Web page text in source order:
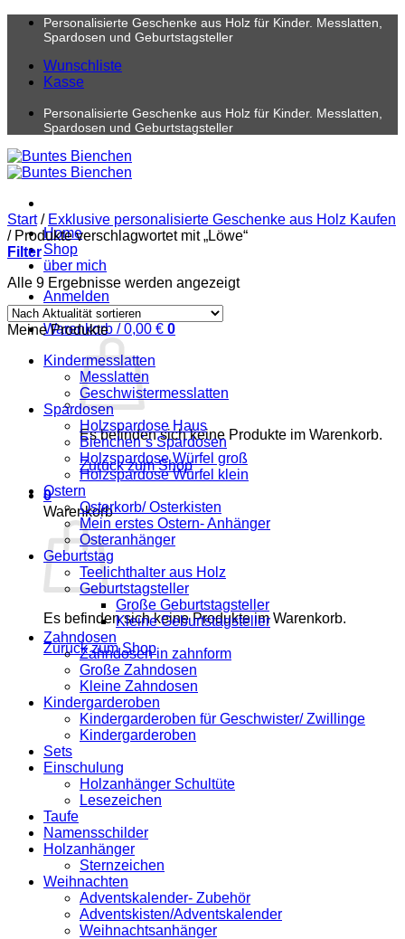
Zum
Personalisierte Geschenke aus Holz für Kinder. Messlatten,
Spardosen und Geburtstagsteller
Wunschliste
Kasse
Personalisierte Geschenke aus Holz für Kinder. Messlatten,
Spardosen und Geburtstagsteller
Home
Shop
über mich
Anmelden
Warenkorb /0,00 € 0
Es befinden sich keine Produkte im Warenkorb.
Zurück zum Shop
0
Warenkorb
Es befinden sich keine Produkte im Warenkorb.
Zurück zum Shop
Start / Exklusive personalisierte Geschenke aus Holz Kaufen
/Produkte verschlagwortet mit „Löwe“
Filter
Alle 9 Ergebnisse werden angezeigtNach
Meine Produkte
Kindermesslatten
Messlatten
Geschwistermesslatten
Spardosen
Holzspardose Haus
Bienchen´s Spardosen
Holzspardose Würfel groß
Holzspardose Würfel klein
Ostern
Osterkorb/ Osterkisten
Mein erstes Ostern- Anhänger
Osteranhänger
Geburtstag
Teelichthalter aus Holz
Geburtstagsteller
Große Geburtstagsteller
Kleine Geburtstagsteller
Zahndosen
Zahndosen in zahnform
Große Zahndosen
Kleine Zahndosen
Kindergarderoben
Kindergarderoben für Geschwister/ Zwillinge
Kindergarderoben
Sets
Einschulung
Holzanhänger Schultüte
Lesezeichen
Taufe
Namensschilder
Holzanhänger
Sternzeichen
Weihnachten
Adventskalender- Zubehör
Adventskisten/Adventskalender
Weihnachtsanhänger